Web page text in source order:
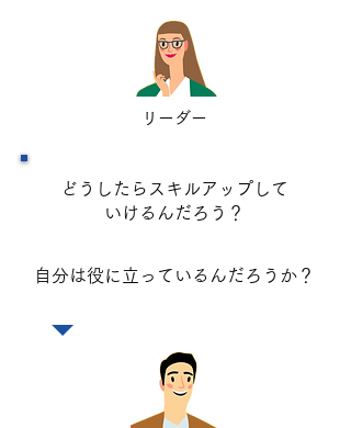
​リーダー
どうしたらスキルアップして
いけるんだろう？
​自分は役に立っているんだろうか？